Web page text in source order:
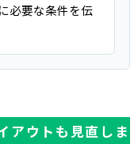
必要な条件を伝
アウトも見直しま